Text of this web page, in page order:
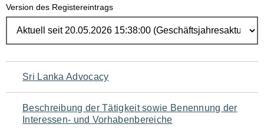
Version des Registereintrags
Navigation
für
den
Sri Lanka Advocacy
Beschreibung der Tätigkeit sowie Benennung der
Interessen- und Vorhabenbereiche